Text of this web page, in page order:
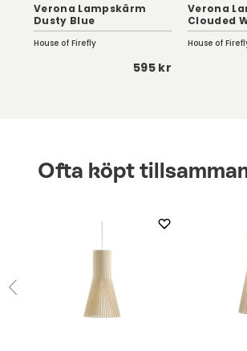
Verona Lampskärm
Dusty Blue
House of Firefly
595 kr
Verona
Clouded
House of
Ofta köpt